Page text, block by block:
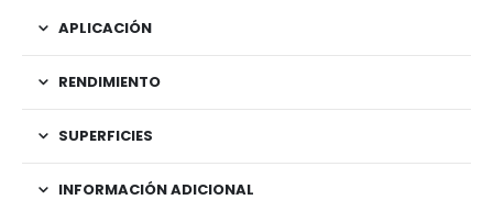
APLICACIÓN
RENDIMIENTO
SUPERFICIES
INFORMACIÓN ADICIONAL